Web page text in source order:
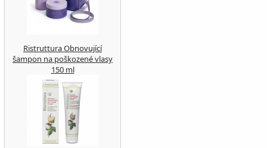
Ristruttura Obnovující
šampon na poškozené vlasy
150 ml